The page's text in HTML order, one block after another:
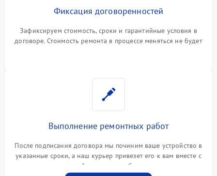
Фиксация договоренностей
Зафиксируем стоимость, сроки и гарантийные условия в
договоре. Стоимость ремонта в процессе меняться не будет
Выполнение ремонтных работ
После подписания договора мы починим ваше устройство в
указанные сроки, а наш курьер привезет его к вам вместе с
гарантийным талоном бесплатно